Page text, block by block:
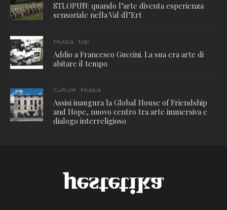
STLOPUN: quando l’arte diventa esperienza
sensoriale nella Val dl’Ert
Musica top
Addio a Francesco Guccini. La sua era arte di
abitare il tempo
Culture Musica
Assisi inaugura la Global House of Friendship
and Hope, nuovo centro tra arte immersiva e
dialogo interreligioso